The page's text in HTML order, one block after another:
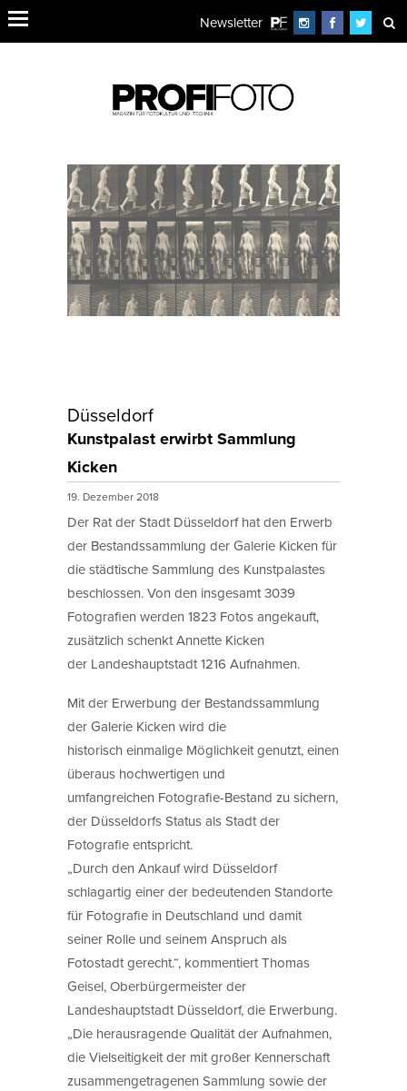
Newsletter
Düsseldorf
Kunstpalast erwirbt Sammlung
Kicken
19. Dezember 2018
Der Rat der Stadt Düsseldorf hat den Erwerb
der Bestandssammlung der Galerie Kicken für
die städtische Sammlung des Kunstpalastes
beschlossen. Von den insgesamt 3039
Fotografien werden 1823 Fotos angekauft,
zusätzlich schenkt Annette Kicken
der Landeshauptstadt 1216 Aufnahmen.
Mit der Erwerbung der Bestandssammlung
der Galerie Kicken wird die
historisch einmalige Möglichkeit genutzt, einen
überaus hochwertigen und
umfangreichen Fotografie-Bestand zu sichern,
der Düsseldorfs Status als Stadt der
Fotografie entspricht.
„Durch den Ankauf wird Düsseldorf
schlagartig einer der bedeutenden Standorte
für Fotografie in Deutschland und damit
seiner Rolle und seinem Anspruch als
Fotostadt gerecht.“, kommentiert Thomas
Geisel, Oberbürgermeister der
Landeshauptstadt Düsseldorf, die Erwerbung.
„Die herausragende Qualität der Aufnahmen,
die Vielseitigkeit der mit großer Kennerschaft
zusammengetragenen Sammlung sowie der